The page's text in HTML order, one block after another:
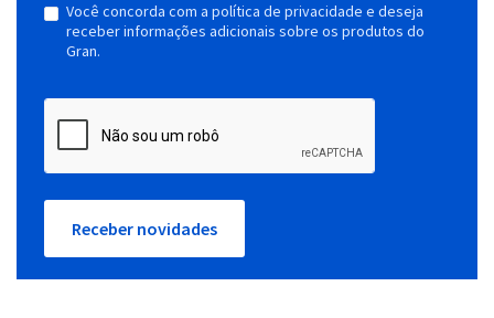
Você concorda com a política de privacidade e deseja
receber informações adicionais sobre os produtos do
Gran.
Receber novidades